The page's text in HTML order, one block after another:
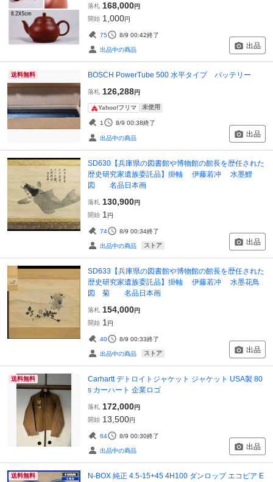
落札 168,000円
開始 1,000円
75 8/9 00:42終了
出品中の商品 出品
送料無料 BOSCH PowerTube 500 水平タイプ バッテリー
落札 126,288円
Yahoo!フリマ 未使用
1 8/9 00:38終了
出品中の商品 出品
SD630【兵庫県の図書館や博物館の館長を歴任された
歴史研究家遺族委託品】掛軸 伊藤若冲 水墨鯉
図 名品日本画
落札 130,900円
開始 1 円
74 8/9 00:34終了
出品中の商品 ストア 出品
SD633【兵庫県の図書館や博物館の館長を歴任された
歴史研究家遺族委託品】掛軸 伊藤若冲 水墨花鳥
図 菊 名品日本画
落札 154,000円
開始 1 円
40 8/9 00:33終了
出品中の商品 ストア 出品
送料無料
Carhartt デトロイトジャケット ジャケット USA製 80
s カーハート 企業ロゴ
落札 172,000円
開始 13,500円
64 8/9 00:30終了
出品中の商品 出品
送料無料
N-BOX 純正 4.5-15+45 4H100 ダンロップ エコピア E